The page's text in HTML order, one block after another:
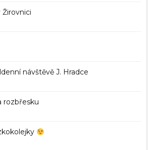
Žirovnici
návštěvě J. Hradce
rozbřesku